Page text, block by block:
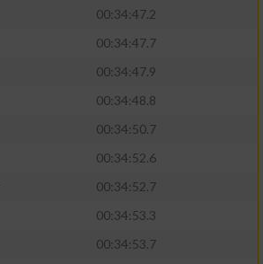
00:34:47.2
00:34:47.7
00:34:47.9
00:34:48.8
00:34:50.7
00:34:52.6
00:34:52.7
00:34:53.3
00:34:53.7